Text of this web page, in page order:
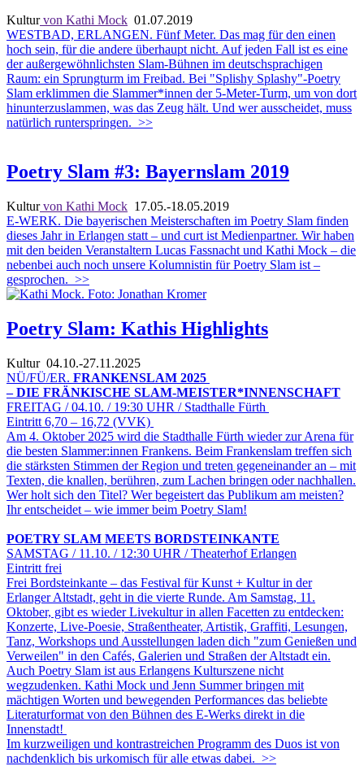
Kulturvon Kathi Mock 01.07.2019
WESTBAD, ERLANGEN. Fünf Meter. Das mag für den einen
hoch sein, für die andere überhaupt nicht. Auf jeden Fall ist es eine
der außergewöhnlichsten Slam-Bühnen im deutschsprachigen
Raum: ein Sprungturm im Freibad. Bei "Splishy Splashy"-Poetry
Slam erklimmen die Slammer*innen der 5-Meter-Turm, um von dort
hinunterzuslammen, was das Zeug hält. Und wer ausscheidet, muss
natürlich runterspringen. >>
Poetry Slam #3: Bayernslam 2019
Kulturvon Kathi Mock 17.05.-18.05.2019
E-WERK. Die bayerischen Meisterschaften im Poetry Slam finden
dieses Jahr in Erlangen statt – und curt ist Medienpartner. Wir haben
mit den beiden Veranstaltern Lucas Fassnacht und Kathi Mock – die
nebenbei auch noch unsere Kolumnistin für Poetry Slam ist –
gesprochen. >>
Poetry Slam: Kathis Highlights
Kultur04.10.-27.11.2025
NÜ/FÜ/ER. FRANKENSLAM 2025
– DIE FRÄNKISCHE SLAM-MEISTER*INNENSCHAFT
FREITAG / 04.10. / 19:30 UHR / Stadthalle Fürth
Eintritt 6,70 – 16,72 (VVK)
Am 4. Oktober 2025 wird die Stadthalle Fürth wieder zur Arena für
die besten Slammer:innen Frankens. Beim Frankenslam treffen sich
die stärksten Stimmen der Region und treten gegeneinander an – mit
Texten, die knallen, berühren, zum Lachen bringen oder nachhallen.
Wer holt sich den Titel? Wer begeistert das Publikum am meisten?
Ihr entscheidet – wie immer beim Poetry Slam!
POETRY SLAM MEETS BORDSTEINKANTE
SAMSTAG / 11.10. / 12:30 UHR / Theaterhof Erlangen
Eintritt frei
Frei Bordsteinkante – das Festival für Kunst + Kultur in der
Erlanger Altstadt, geht in die vierte Runde. Am Samstag, 11.
Oktober, gibt es wieder Livekultur in allen Facetten zu entdecken:
Konzerte, Live-Poesie, Straßentheater, Artistik, Graffiti, Lesungen,
Tanz, Workshops und Ausstellungen laden dich "zum Genießen und
Verweilen" in den Cafés, Galerien und Straßen der Altstadt ein.
Auch Poetry Slam ist aus Erlangens Kulturszene nicht
wegzudenken. Kathi Mock und Jenn Summer bringen mit
mächtigen Worten und bewegenden Performances das beliebte
Literaturformat von den Bühnen des E-Werks direkt in die
Innenstadt!
Im kurzweiligen und kontrastreichen Programm des Duos ist von
nachdenklich bis urkomisch für alle etwas dabei. >>